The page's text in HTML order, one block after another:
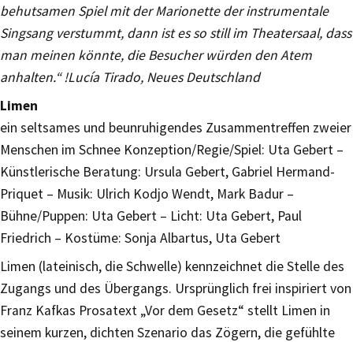
behutsamen Spiel mit der Marionette der instrumentale
Singsang verstummt, dann ist es so still im Theatersaal, dass
man meinen könnte, die Besucher würden den Atem
anhalten.“ !Lucía Tirado, Neues Deutschland
Limen
ein seltsames und beunruhigendes Zusammentreffen zweier
Menschen im Schnee Konzeption/Regie/Spiel: Uta Gebert –
Künstlerische Beratung: Ursula Gebert, Gabriel Hermand-
Priquet – Musik: Ulrich Kodjo Wendt, Mark Badur –
Bühne/Puppen: Uta Gebert – Licht: Uta Gebert, Paul
Friedrich – Kostüme: Sonja Albartus, Uta Gebert
Limen (lateinisch, die Schwelle) kennzeichnet die Stelle des
Zugangs und des Übergangs. Ursprünglich frei inspiriert von
Franz Kafkas Prosatext „Vor dem Gesetz“ stellt Limen in
seinem kurzen, dichten Szenario das Zögern, die gefühlte